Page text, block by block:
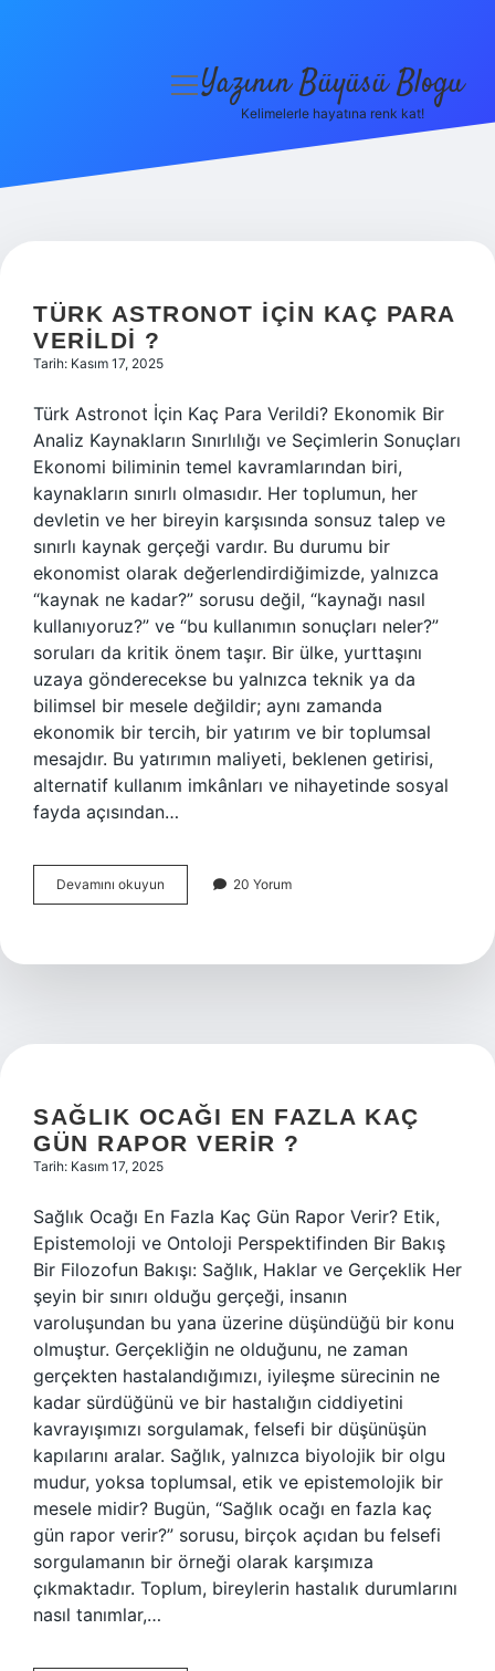
Hakkımızda
menüyü
Yazının Büyüsü Blogu
Kelimelerle hayatına renk kat!
BÜYÜSÜ
BLOGU
YAZILAR
TÜRK ASTRONOT IÇIN KAÇ PARA
VERILDI ?
Tarih: Kasım 17, 2025
Türk Astronot İçin Kaç Para Verildi? Ekonomik Bir
Analiz Kaynakların Sınırlılığı ve Seçimlerin Sonuçları
Ekonomi biliminin temel kavramlarından biri,
kaynakların sınırlı olmasıdır. Her toplumun, her
devletin ve her bireyin karşısında sonsuz talep ve
sınırlı kaynak gerçeği vardır. Bu durumu bir
ekonomist olarak değerlendirdiğimizde, yalnızca
“kaynak ne kadar?” sorusu değil, “kaynağı nasıl
kullanıyoruz?” ve “bu kullanımın sonuçları neler?”
soruları da kritik önem taşır. Bir ülke, yurttaşını
uzaya gönderecekse bu yalnızca teknik ya da
bilimsel bir mesele değildir; aynı zamanda
ekonomik bir tercih, bir yatırım ve bir toplumsal
mesajdır. Bu yatırımın maliyeti, beklenen getirisi,
alternatif kullanım imkânları ve nihayetinde sosyal
fayda açısından…
Devamını okuyun
astronot
para
20 Yorum
SAĞLIK OCAĞI EN FAZLA KAÇ
GÜN RAPOR VERIR ?
Tarih: Kasım 17, 2025
Sağlık Ocağı En Fazla Kaç Gün Rapor Verir? Etik,
Epistemoloji ve Ontoloji Perspektifinden Bir Bakış
Bir Filozofun Bakışı: Sağlık, Haklar ve Gerçeklik Her
şeyin bir sınırı olduğu gerçeği, insanın
varoluşundan bu yana üzerine düşündüğü bir konu
olmuştur. Gerçekliğin ne olduğunu, ne zaman
gerçekten hastalandığımızı, iyileşme sürecinin ne
kadar sürdüğünü ve bir hastalığın ciddiyetini
kavrayışımızı sorgulamak, felsefi bir düşünüşün
kapılarını aralar. Sağlık, yalnızca biyolojik bir olgu
mudur, yoksa toplumsal, etik ve epistemolojik bir
mesele midir? Bugün, “Sağlık ocağı en fazla kaç
gün rapor verir?” sorusu, birçok açıdan bu felsefi
sorgulamanın bir örneği olarak karşımıza
çıkmaktadır. Toplum, bireylerin hastalık durumlarını
nasıl tanımlar,…